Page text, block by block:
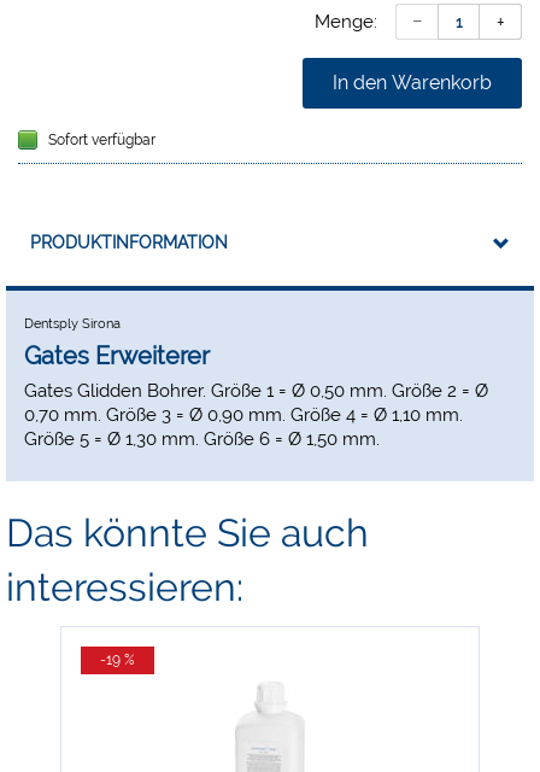
Menge:
In den Warenkorb
Sofort verfügbar
PRODUKTINFORMATION
Dentsply Sirona
Gates Erweiterer
Gates Glidden Bohrer. Größe 1 = Ø 0,50 mm. Größe 2 = Ø
0,70 mm. Größe 3 = Ø 0,90 mm. Größe 4 = Ø 1,10 mm.
Größe 5 = Ø 1,30 mm. Größe 6 = Ø 1,50 mm.
Das könnte Sie auch
interessieren:
-19 %